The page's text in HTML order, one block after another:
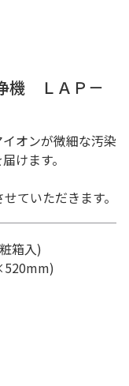
機 ＬＡＰ－
オンが微細な汚染
けます。
ていただきます。
箱入)